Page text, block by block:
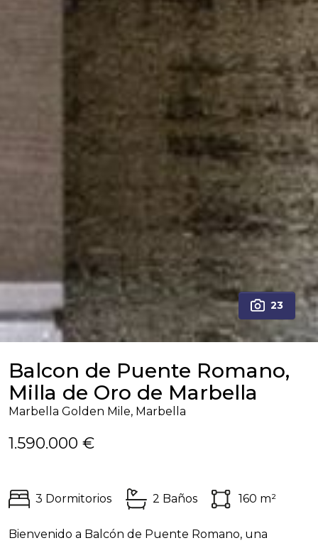
23
Balcon de Puente Romano,
Milla de Oro de Marbella
Marbella Golden Mile, Marbella
1.590.000 €
3 Dormitorios 2 Baños 160 m²
Bienvenido a Balcón de Puente Romano, una